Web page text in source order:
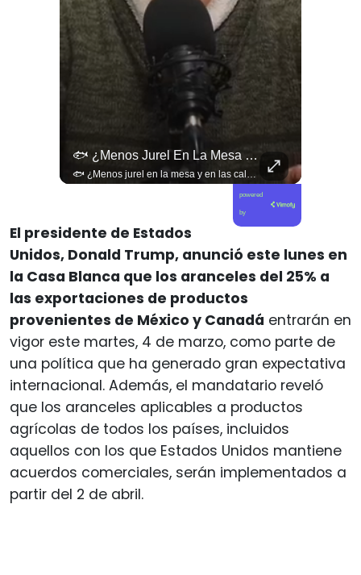
🐟 ¿Menos Jurel En La Mesa Y En Las Caletas?
🐟 ¿Menos jurel en la mesa y en las caletas? El cambio climático y El Niño alteran las aguas chilenas. 🌊🇨🇱 Especialistas advierten que las anomalías térmicas en el océano están desplazando los cardúmenes de jurel hacia zonas más profundas y australes, alejándolos de la costa. El fenómeno golpea directamente el sustento de la pesca artesanal y amenaza la canasta básica familiar, al restringir la oferta de una de las fuentes de proteína más populares y accesibles del país. 📉🎣 🎥 Revisa el análisis científico completo y el impacto en las comunidades costeras en elciudadano.com 🔗 (Link en la biografía). ¿Has notado la escasez o el alza de precio del jurel en tu ciudad? Te leemos en los comentarios. 💬👇🏼
powered
by
El presidente de Estados
Unidos, Donald Trump, anunció este lunes en
la Casa Blanca que los aranceles del 25% a
las exportaciones de productos
provenientes de México y Canadá entrarán en
vigor este martes, 4 de marzo, como parte de
una política que ha generado gran expectativa
internacional. Además, el mandatario reveló
que los aranceles aplicables a productos
agrícolas de todos los países, incluidos
aquellos con los que Estados Unidos mantiene
acuerdos comerciales, serán implementados a
partir del 2 de abril.